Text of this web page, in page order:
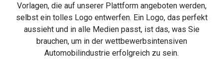
Vorlagen, die auf unserer Plattform angeboten werden,
selbst ein tolles Logo entwerfen. Ein Logo, das perfekt
aussieht und in alle Medien passt, ist das, was Sie
brauchen, um in der wettbewerbsintensiven
Automobilindustrie erfolgreich zu sein.